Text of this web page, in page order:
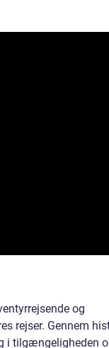
og
rejser. Gennem
i tilgængeligheden